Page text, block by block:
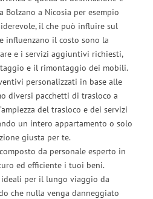
Bolzano a Nicosia per esempio
il che può influire sul
influenzano il costo sono la
e i servizi aggiuntivi richiesti,
e il rimontaggio dei mobili.
personalizzati in base alle
diversi pacchetti di trasloco a
del trasloco e dei servizi
un intero appartamento o solo
giusta per te.
da personale esperto in
ed efficiente i tuoi beni.
per il lungo viaggio da
che nulla venga danneggiato